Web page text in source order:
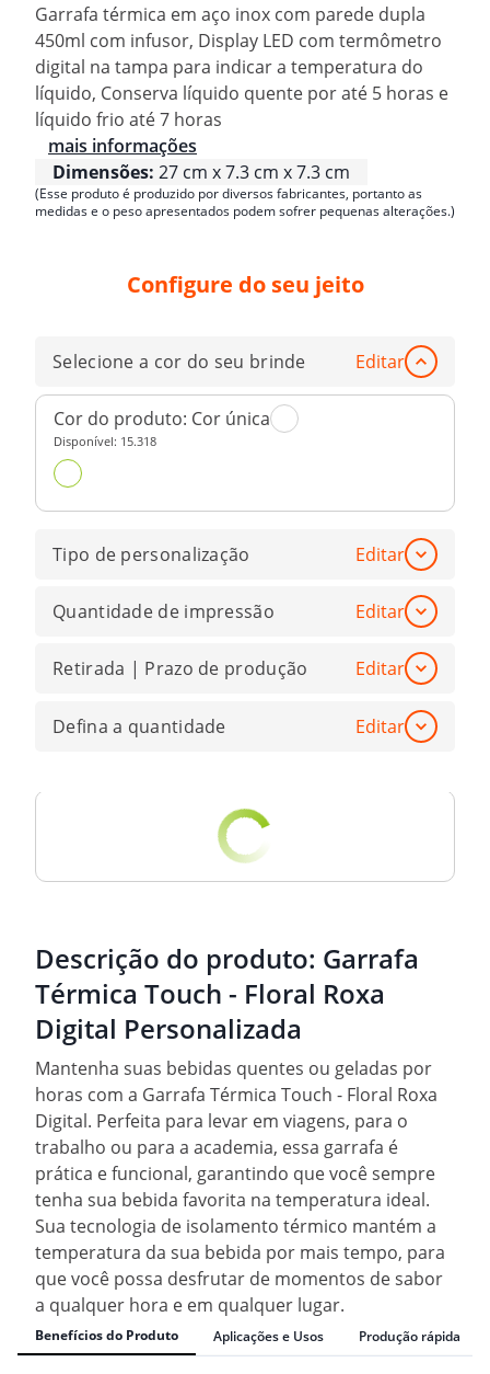
Garrafa térmica em aço inox com parede dupla
450ml com infusor, Display LED com termômetro
digital na tampa para indicar a temperatura do
líquido, Conserva líquido quente por até 5 horas e
líquido frio até 7 horas
mais informações
Dimensões: 27 cm x 7.3 cm x 7.3 cm
(Esse produto é produzido por diversos fabricantes, portanto as
medidas e o peso apresentados podem sofrer pequenas alterações.)
Configure do seu jeito
Selecione a cor do seu brinde Editar
Cor do produto: Cor única
Disponível: 15.318
Tipo de personalização Editar
Quantidade de impressão Editar
Retirada | Prazo de produção Editar
Defina a quantidade Editar
Descrição do produto: Garrafa
Térmica Touch - Floral Roxa
Digital Personalizada
Mantenha suas bebidas quentes ou geladas por
horas com a Garrafa Térmica Touch - Floral Roxa
Digital. Perfeita para levar em viagens, para o
trabalho ou para a academia, essa garrafa é
prática e funcional, garantindo que você sempre
tenha sua bebida favorita na temperatura ideal.
Sua tecnologia de isolamento térmico mantém a
temperatura da sua bebida por mais tempo, para
que você possa desfrutar de momentos de sabor
a qualquer hora e em qualquer lugar.
Benefícios do Produto Aplicações e Usos Produção rápida